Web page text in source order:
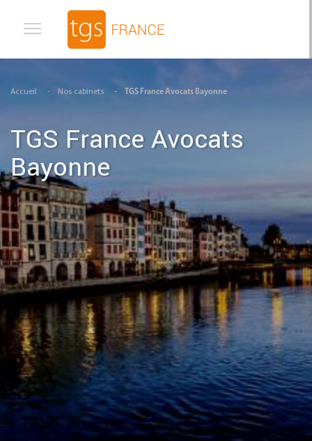
Accueil Nos cabinets TGS France Avocats Bayonne
TGS France Avocats
Bayonne